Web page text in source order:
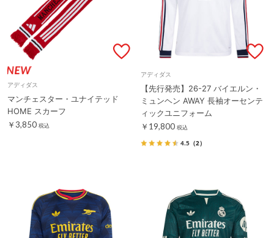
アディダス
マンチェスター・ユナイテッド
HOME スカーフ
￥3,850 税込
アディダス
【先行発売】26-27 バイエルン・
ミュンヘン AWAY 長袖オーセンテ
ィックユニフォーム
￥19,800 税込
4.5 （2）